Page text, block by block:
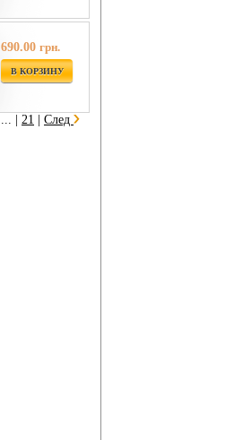
690.00 грн.
В КОРЗИНУ
... | 21 След